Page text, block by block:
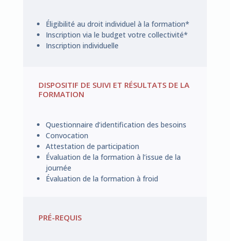
Éligibilité au droit individuel à la formation*
Inscription via le budget votre collectivité*
Inscription individuelle
DISPOSITIF DE SUIVI ET RÉSULTATS DE LA
FORMATION
Questionnaire d’identification des besoins
Convocation
Attestation de participation
Évaluation de la formation à l’issue de la
journée
Évaluation de la formation à froid
PRÉ-REQUIS